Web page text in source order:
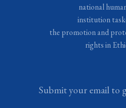
national
institution
the promotion and
rights in
Submit your email to